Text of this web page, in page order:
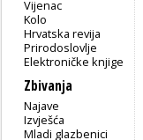
Vijenac
Kolo
Hrvatska revija
Prirodoslovlje
Elektroničke knjige
Zbivanja
Najave
Izvješća
Mladi glazbenici